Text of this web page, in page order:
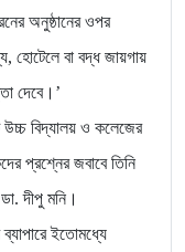
অনুষ্ঠানের ওপর
হোটেলে বা বদ্ধ জায়গায়
দেবে।’
উচ্চ বিদ্যালয় ও কলেজের
প্রশ্নের জবাবে তিনি
দীপু মনি।
ব্যাপারে ইতোমধ্যে